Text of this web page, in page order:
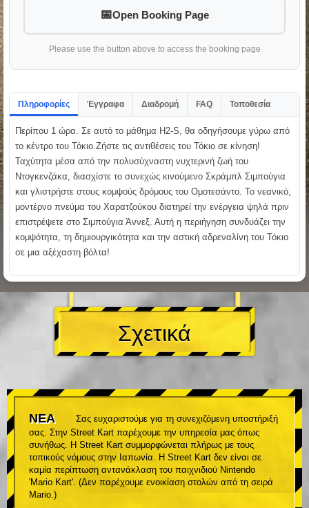
Open Booking Page
Please use the button above to access the booking page
Πληροφορίες Έγγραφα Διαδρομή FAQ Τοποθεσία
Περίπου 1 ώρα. Σε αυτό το μάθημα H2-S, θα οδηγήσουμε γύρω από
το κέντρο του Τόκιο.Ζήστε τις αντιθέσεις του Τόκιο σε κίνηση!
Ταχύτητα μέσα από την πολυσύχναστη νυχτερινή ζωή του
Ντογκενζάκα, διασχίστε το συνεχώς κινούμενο Σκράμπλ Σιμπούγια
και γλιστρήστε στους κομψούς δρόμους του Ομοτεσάντο. Το νεανικό,
μοντέρνο πνεύμα του Χαρατζούκου διατηρεί την ενέργεια ψηλά πριν
επιστρέψετε στο Σιμπούγια Άννεξ. Αυτή η περιήγηση συνδυάζει την
κομψότητα, τη δημιουργικότητα και την αστική αδρεναλίνη του Τόκιο
σε μια αξέχαστη βόλτα!
Σχετικά
ΝΕΑ
Σας ευχαριστούμε για τη συνεχιζόμενη υποστήριξή
σας. Στην Street Kart παρέχουμε την υπηρεσία μας όπως
συνήθως. Η Street Kart συμμορφώνεται πλήρως με τους
τοπικούς νόμους στην Ιαπωνία. Η Street Kart δεν είναι σε
καμία περίπτωση αντανάκλαση του παιχνιδιού Nintendo
'Mario Kart'. (Δεν παρέχουμε ενοικίαση στολών από τη σειρά
Mario.)